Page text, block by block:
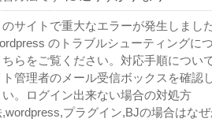
のサイトで重大なエラーが発生しました
のトラブルシューティングに
ちらをご覧ください。対応手順につい
ト管理者のメール受信ボックスを確認
い。ログイン出来ない場合の対処方
,wordpress,プラグイン,BJの場合はな